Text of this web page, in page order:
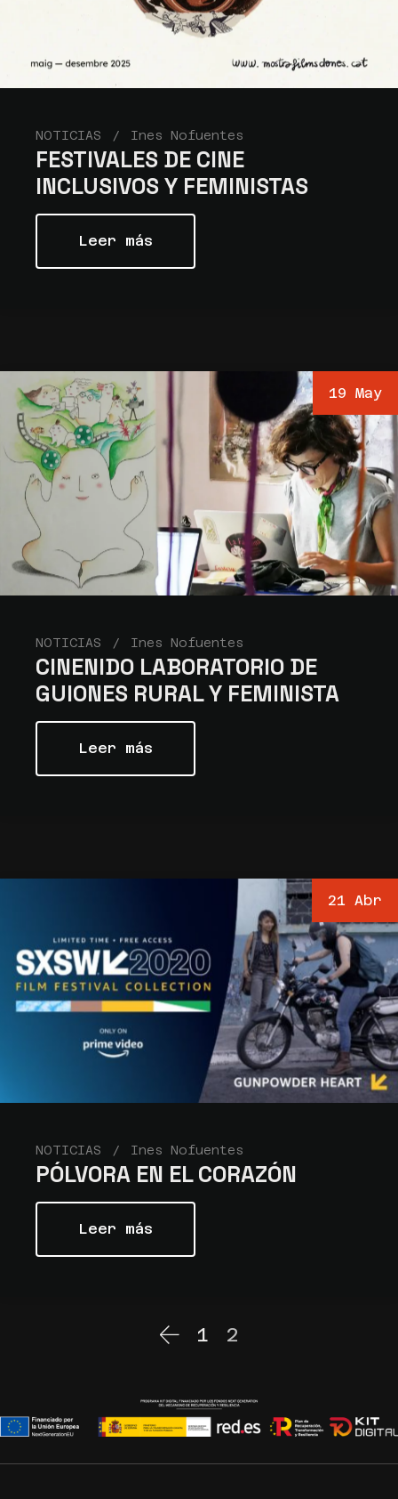
NOTICIAS Ines Nofuentes
FESTIVALES DE CINE
INCLUSIVOS Y FEMINISTAS
Leer más
19 May
NOTICIAS Ines Nofuentes
CINENIDO LABORATORIO DE
GUIONES RURAL Y FEMINISTA
Leer más
21 Abr
NOTICIAS Ines Nofuentes
PÓLVORA EN EL CORAZÓN
Leer más
1 2